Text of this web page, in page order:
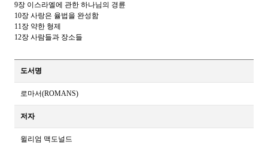
9장 이스라엘에 관한 하나님의 경륜
10장 사랑은 율법을 완성함
11장 약한 형제
12장 사람들과 장소들
도서명
로마서(ROMANS)
저자
윌리엄 맥도널드